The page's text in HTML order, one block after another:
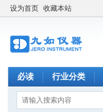
设为首页 收藏本站
必读 行业分类